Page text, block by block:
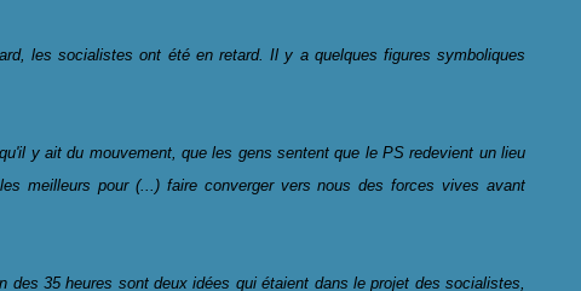
les socialistes ont été en retard. Il y a quelques figures symboliques
y ait du mouvement, que les gens sentent que le PS redevient un lieu
meilleurs pour (...) faire converger vers nous des forces vives avant
35 heures sont deux idées qui étaient dans le projet des socialistes,